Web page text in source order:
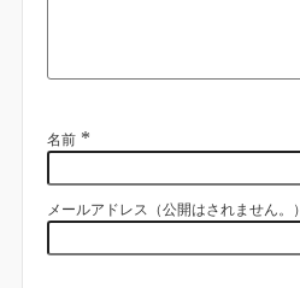
名前 *
メールアドレス（公開はされません。）